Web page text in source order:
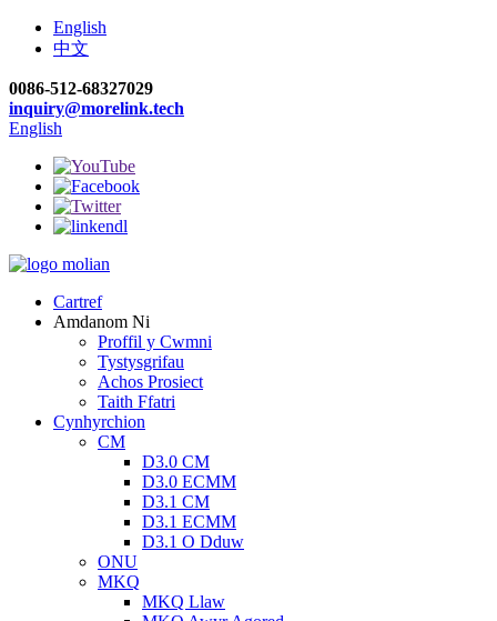
English
中文
0086-512-68327029
inquiry@morelink.tech
English
Cartref
Amdanom Ni
Proffil y Cwmni
Tystysgrifau
Achos Prosiect
Taith Ffatri
Cynhyrchion
CM
D3.0 CM
D3.0 ECMM
D3.1 CM
D3.1 ECMM
D3.1 O Dduw
ONU
MKQ
MKQ Llaw